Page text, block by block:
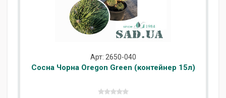
Арт: 2650-040
Сосна Чорна Oregon Green (контейнер 15л)